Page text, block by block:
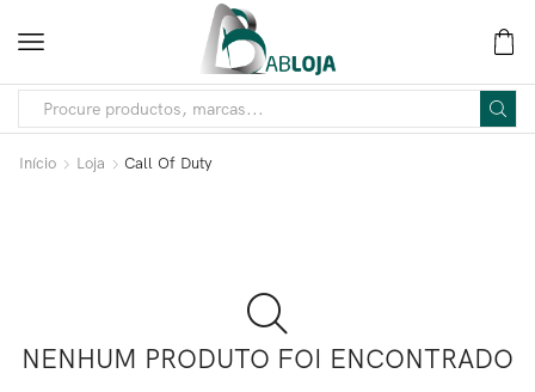
Início Loja Call Of Duty
NENHUM PRODUTO FOI ENCONTRADO